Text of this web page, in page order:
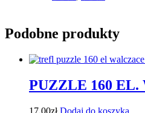
Podobne produkty
PUZZLE 160 EL.
17,00zł Dodaj do koszyka